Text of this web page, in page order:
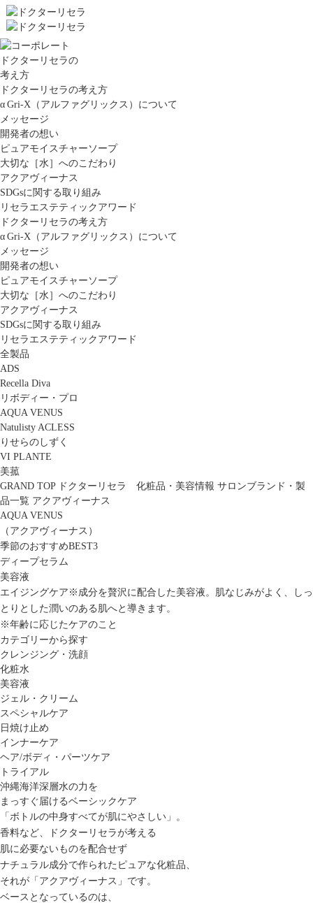
ドクターリセラの
考え方
ドクターリセラの考え方
α Gri-X（アルファグリックス）について
メッセージ
開発者の想い
ピュアモイスチャーソープ
大切な［水］へのこだわり
アクアヴィーナス
SDGsに関する取り組み
リセラエステティックアワード
ドクターリセラの考え方
α Gri-X（アルファグリックス）について
メッセージ
開発者の想い
ピュアモイスチャーソープ
大切な［水］へのこだわり
アクアヴィーナス
SDGsに関する取り組み
リセラエステティックアワード
全製品
ADS
Recella Diva
リボディー・プロ
AQUA VENUS
Natulisty ACLESS
りせらのしずく
VI PLANTE
美菰
GRAND TOP
ドクターリセラ 化粧品・美容情報 サロンブランド・製
品一覧 アクアヴィーナス
AQUA VENUS
（アクアヴィーナス）
季節のおすすめBEST3
ディープセラム
美容液
エイジングケア※成分を贅沢に配合した美容液。肌なじみがよく、しっ
とりとした潤いのある肌へと導きます。
※年齢に応じたケアのこと
カテゴリーから探す
クレンジング・洗顔
化粧水
美容液
ジェル・クリーム
スペシャルケア
日焼け止め
インナーケア
ヘア/ボディ・パーツケア
トライアル
沖縄海洋深層水の力を
まっすぐ届けるベーシックケア
「ボトルの中身すべてが肌にやさしい」。
香料など、ドクターリセラが考える
肌に必要ないものを配合せず
ナチュラル成分で作られたピュアな化粧品、
それが「アクアヴィーナス」です。
ベースとなっているのは、